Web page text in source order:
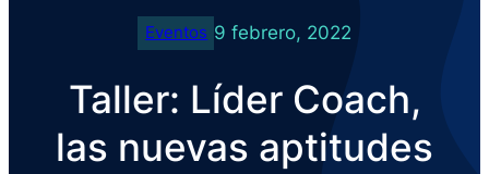
Eventos 9 febrero, 2022
Taller: Líder Coach,
las nuevas aptitudes